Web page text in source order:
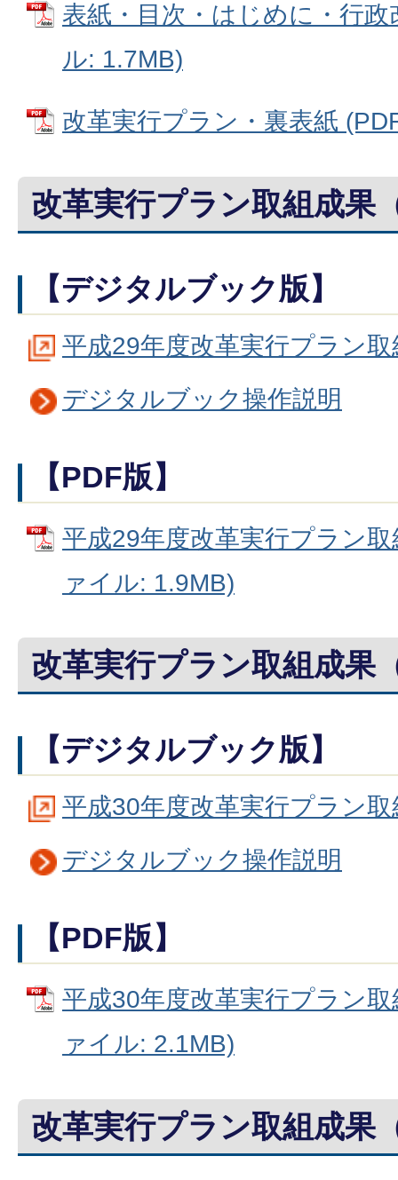
表紙・目次・はじめに・行
ル: 1.7MB)
改革実行プラン・裏表紙
改革実行プラン取組成果
【デジタルブック版】
平成29年度改革実行プラン
デジタルブック操作説明
【PDF版】
平成29年度改革実行プラン
ァイル: 1.9MB)
改革実行プラン取組成果
【デジタルブック版】
平成30年度改革実行プラン
デジタルブック操作説明
【PDF版】
平成30年度改革実行プラン
ァイル: 2.1MB)
改革実行プラン取組成果